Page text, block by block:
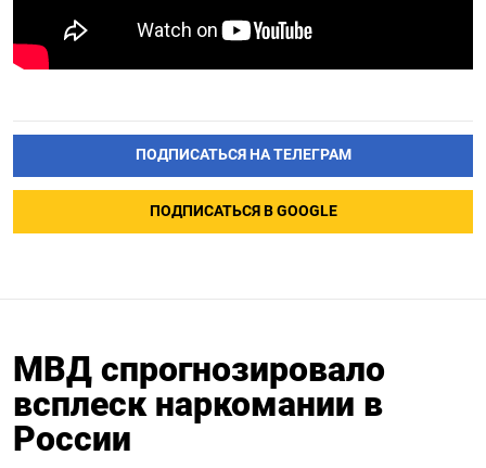
ПОДПИСАТЬСЯ НА ТЕЛЕГРАМ
ПОДПИСАТЬСЯ В GOOGLE
МВД спрогнозировало
всплеск наркомании в
России